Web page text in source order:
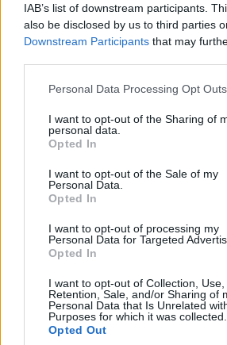
IAB’s list of downstream participants.
also be disclosed by us to third parties
Downstream Participants that may
Please note that this website/app uses
not limited to your visit or usage
grant or deny consent to Google and its
use your data for below specified
consent section.
Personal Data Processing Opt Outs
I want to opt-out of the Sharing of
personal data.
Opted In
I want to opt-out of the Sale of my
Personal Data.
Opted In
I want to opt-out of processing my
Personal Data for Targeted
Opted In
I want to opt-out of Collection, Use,
Retention, Sale, and/or Sharing of
Personal Data that Is Unrelated
Purposes for which it was collected.
Opted Out
Rendeződni látszik az élete
(Fotó: Internet)
Címkék:rtl színház bejegyzés
sztárbox repost molnár gusztáv
Ajánlott bejegyzések:
Polgármester marad